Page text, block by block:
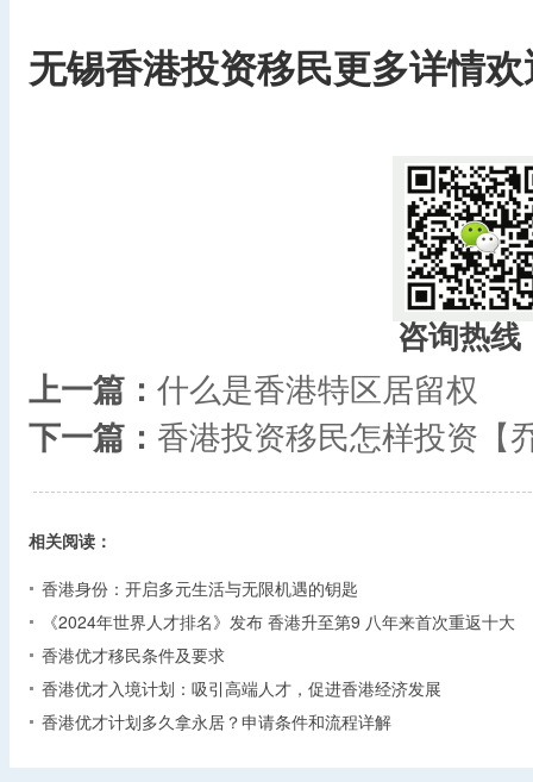
无锡香港投资移民更多详情
咨询热线
上一篇： 什么是香港特区居留权
下一篇： 香港投资移民怎样投资【
相关阅读：
香港身份：开启多元生活与无限机遇的钥匙
《2024年世界人才排名》发布 香港升至第9 八年来首次重返十大
香港优才移民条件及要求
香港优才入境计划：吸引高端人才，促进香港经济发展
香港优才计划多久拿永居？申请条件和流程详解